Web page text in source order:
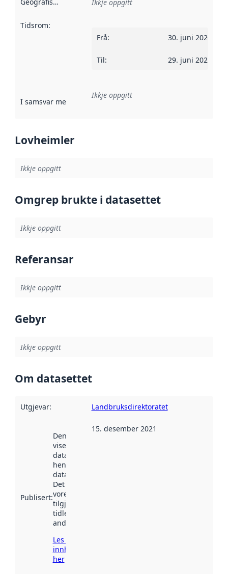
Geografisk område Ikkje oppgitt
Tidsrom:
Frå: 30. juni 2020
Til: 29. juni 2021
I samsvar med Referanse til ei implementeringsregel eller
Ikkje oppgitt
Lovheimler
Ikkje oppgitt
Omgrep brukte i datasettet
Ikkje oppgitt
Referansar
Ikkje oppgitt
Gebyr
Ikkje oppgitt
Om datasettet
Utgjevar: Landbruksdirektoratet
Publisert:
Denne datoen
viser når
datasettet vart
henta inn av
data.norge.no.
Det kan ha
vore
tilgjengeleg
tidlegare
andre stader.
Les meir om
innhenting
her
15. desember 2021